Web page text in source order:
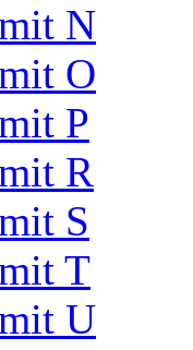
N
O
P
R
S
T
U